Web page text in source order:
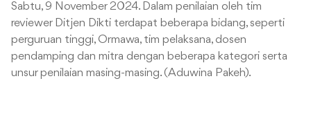
Sabtu, 9 November 2024. Dalam penilaian oleh tim
reviewer Ditjen Dikti terdapat beberapa bidang, seperti
perguruan tinggi, Ormawa, tim pelaksana, dosen
pendamping dan mitra dengan beberapa kategori serta
unsur penilaian masing-masing. (Aduwina Pakeh).